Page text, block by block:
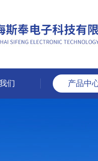
们 产品中